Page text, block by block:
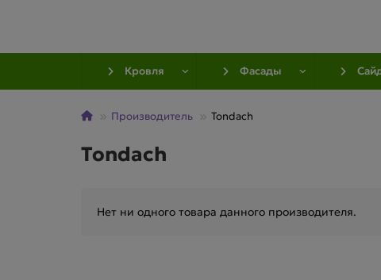
Кровля Фасады
Производитель Tondach
Tondach
Нет ни одного товара данного производителя.